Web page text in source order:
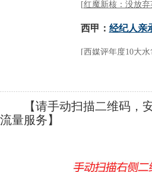
【请手动扫描二维码，安
流量服务】